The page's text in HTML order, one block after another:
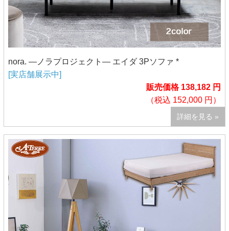
nora. ―ノラプロジェクト― エイダ 3Pソファ *
[実店舗展示中]
販売価格 138,182 円
（税込 152,000 円）
詳細を見る »